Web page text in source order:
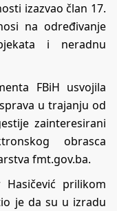
izazvao član 17.
na određivanje
i neradnu
FBiH usvojila
u trajanju od
zainteresirani
obrasca
fmt.gov.ba.
prilikom
je da su u izradu